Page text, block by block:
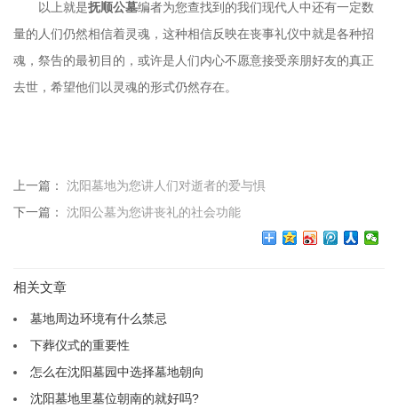
以上就是抚顺公墓编者为您查找到的我们现代人中还有一定数
量的人们仍然相信着灵魂，这种相信反映在丧事礼仪中就是各种招
魂，祭告的最初目的，或许是人们内心不愿意接受亲朋好友的真正
去世，希望他们以灵魂的形式仍然存在。
上一篇： 沈阳墓地为您讲人们对逝者的爱与惧
下一篇： 沈阳公墓为您讲丧礼的社会功能
相关文章
墓地周边环境有什么禁忌
下葬仪式的重要性
怎么在沈阳墓园中选择墓地朝向
沈阳墓地里墓位朝南的就好吗?